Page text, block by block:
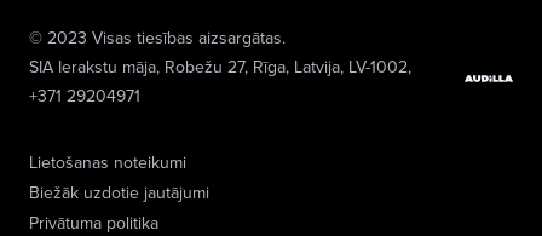
Lietošanas noteikumi
Biežāk uzdotie jautājumi
Privātuma politika
© 2023 Visas tiesības aizsargātas.
SIA Ierakstu māja, Robežu 27, Rīga, Latvija, LV-1002,
+371 29204971